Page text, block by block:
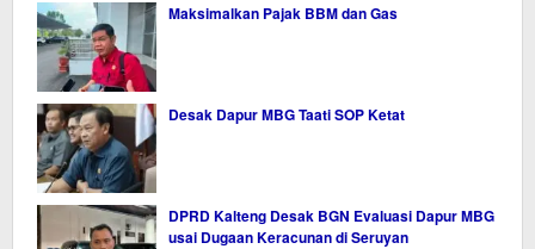
Maksimalkan Pajak BBM dan Gas
Desak Dapur MBG Taati SOP Ketat
DPRD Kalteng Desak BGN Evaluasi Dapur MBG
usai Dugaan Keracunan di Seruyan